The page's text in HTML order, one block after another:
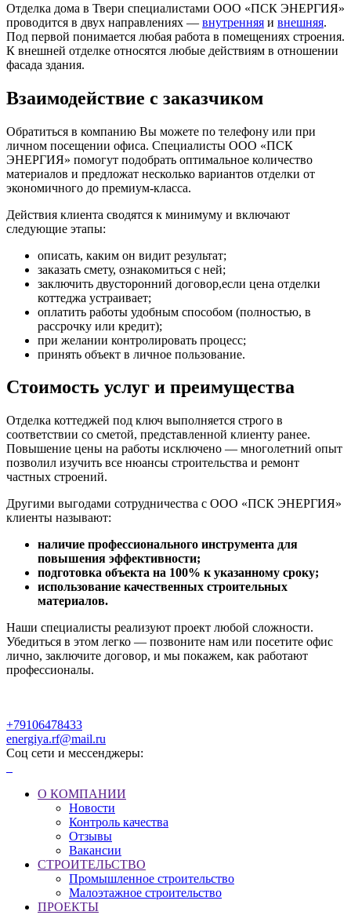
Отделка дома в Твери специалистами ООО «ПСК ЭНЕРГИЯ»
проводится в двух направлениях — внутренняя и внешняя.
Под первой понимается любая работа в помещениях строения.
К внешней отделке относятся любые действиям в отношении
фасада здания.
Взаимодействие с заказчиком
Обратиться в компанию Вы можете по телефону или при
личном посещении офиса. Специалисты ООО «ПСК
ЭНЕРГИЯ» помогут подобрать оптимальное количество
материалов и предложат несколько вариантов отделки от
экономичного до премиум-класса.
Действия клиента сводятся к минимуму и включают
следующие этапы:
описать, каким он видит результат;
заказать смету, ознакомиться с ней;
заключить двусторонний договор,если цена отделки
коттеджа устраивает;
оплатить работы удобным способом (полностью, в
рассрочку или кредит);
при желании контролировать процесс;
принять объект в личное пользование.
Стоимость услуг и преимущества
Отделка коттеджей под ключ выполняется строго в
соответствии со сметой, представленной клиенту ранее.
Повышение цены на работы исключено — многолетний опыт
позволил изучить все нюансы строительства и ремонт
частных строений.
Другими выгодами сотрудничества с ООО «ПСК ЭНЕРГИЯ»
клиенты называют:
наличие профессионального инструмента для
повышения эффективности;
подготовка объекта на 100% к указанному сроку;
использование качественных строительных
материалов.
Наши специалисты реализуют проект любой сложности.
Убедиться в этом легко — позвоните нам или посетите офис
лично, заключите договор, и мы покажем, как работают
профессионалы.
+79106478433
energiya.rf@mail.ru
Соц сети и мессенджеры:
О КОМПАНИИ
Новости
Контроль качества
Отзывы
Вакансии
СТРОИТЕЛЬСТВО
Промышленное строительство
Малоэтажное строительство
ПРОЕКТЫ